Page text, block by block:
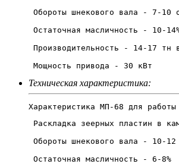
Обороты шнекового вала - 7-10
Остаточная масличность - 10-
Производительность - 14-17 тн
Мощность привода - 30 кВт
Техническая характеристика:
Характеристика МП-68 для
Раскладка зеерных пластин в
Обороты шнекового вала - 10-12
Остаточная масличность - 6-8%